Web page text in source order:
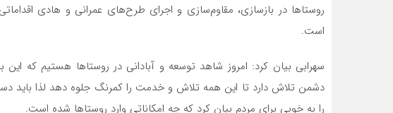
روستاها در بازسازی، مقاوم‌سازی و اجرای طرح‌های عمرانی و هادی
است.
سهرابی بیان کرد: امروز شاهد توسعه و آبادانی در روستاها هستیم که
دشمن تلاش دارد تا این همه تلاش و خدمت را کمرنگ جلوه دهد لذا باید
را به خوبی برای مردم بیان کرد که چه امکاناتی وارد روستاها شده است.